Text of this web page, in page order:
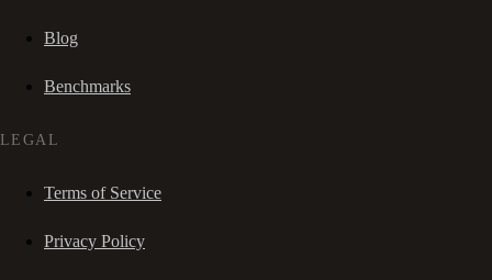
Blog
Benchmarks
LEGAL
Terms of Service
Privacy Policy